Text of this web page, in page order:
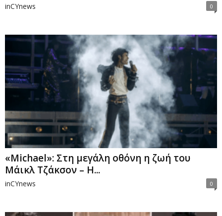
inCYnews 0
«Michael»: Στη μεγάλη οθόνη η ζωή του
Μάικλ Τζάκσον – Η...
inCYnews 0